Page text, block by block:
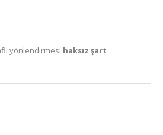
yönlendirmesi haksız şart